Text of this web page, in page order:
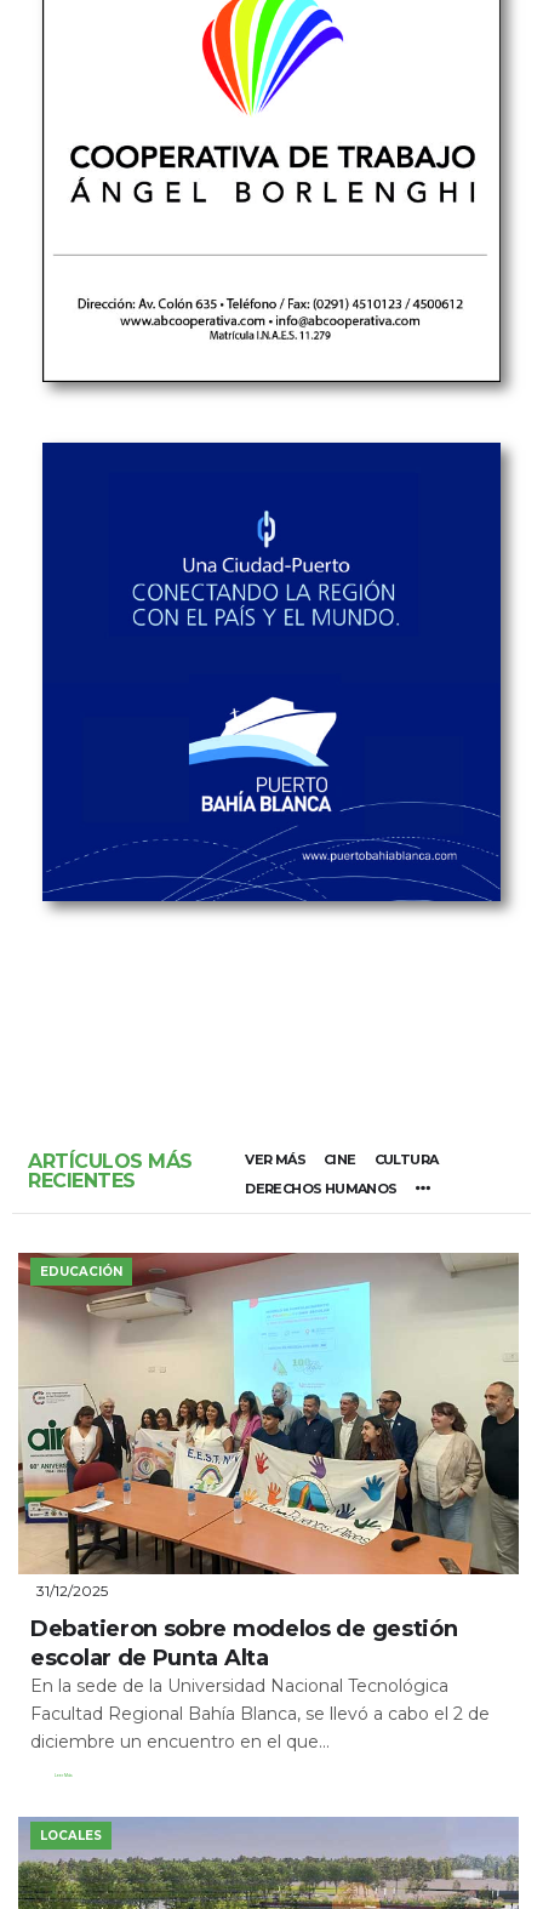
ARTÍCULOS MÁS
RECIENTES
VER MÁS CINE
CULTURA
DERECHOS HUMANOS
EDUCACIÓN
31/12/2025
Debatieron sobre modelos de gestión
escolar de Punta Alta
En la sede de la Universidad Nacional Tecnológica
Facultad Regional Bahía Blanca, se llevó a cabo el 2 de
diciembre un encuentro en el que...
Leer Más
LOCALES